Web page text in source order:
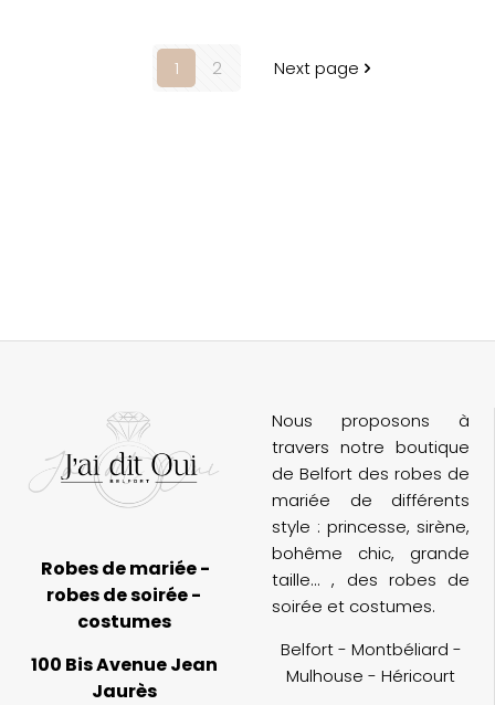
1 2 Next page
Robes de mariée -
robes de soirée -
costumes
100 Bis Avenue Jean
Jaurès
Nous proposons à
travers notre boutique
de Belfort des robes de
mariée de différents
style : princesse, sirène,
bohême chic, grande
taille... , des robes de
soirée et costumes.
Belfort - Montbéliard -
Mulhouse - Héricourt